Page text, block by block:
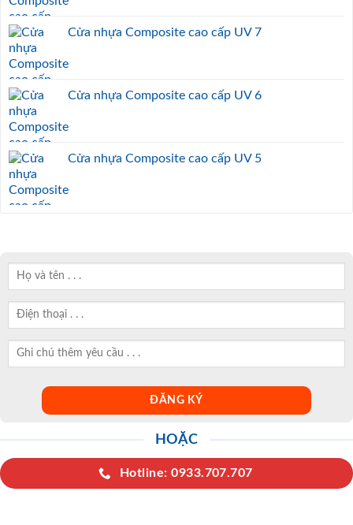
Cửa nhựa Composite cao cấp UV 7
Cửa nhựa Composite cao cấp UV 6
Cửa nhựa Composite cao cấp UV 5
HOẶC
Hotline: 0933.707.707